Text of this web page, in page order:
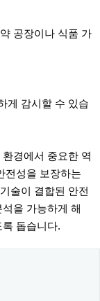
공장이나 식품 가
게 감시할 수 있습
경에서 중요한 역
전성을 보장하는
술이 결합된 안전
을 가능하게 해
돕습니다.